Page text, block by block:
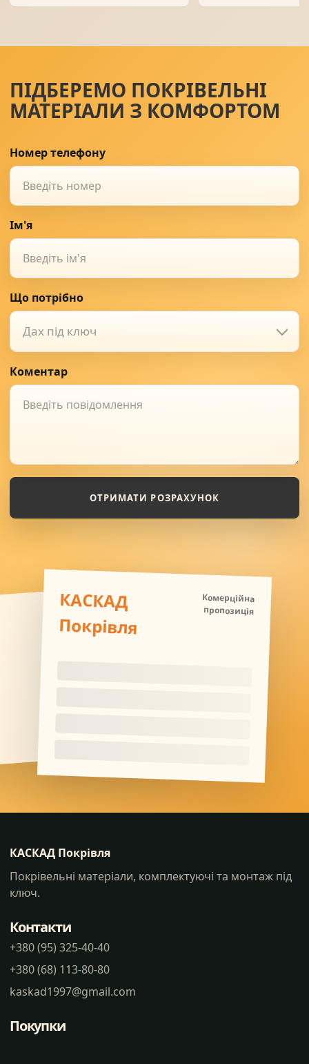
ПІДБЕРЕМО ПОКРІВЕЛЬНІ
МАТЕРІАЛИ З КОМФОРТОМ
Номер телефону
Ім'я
Що потрібно
Дах під ключ
Коментар
ОТРИМАТИ РОЗРАХУНОК
КАСКАД
Покрівля
Комерційна
пропозиція
КАСКАД Покрівля
Покрівельні матеріали, комплектуючі та монтаж під
ключ.
Контакти
+380 (95) 325-40-40
+380 (68) 113-80-80
kaskad1997@gmail.com
Покупки